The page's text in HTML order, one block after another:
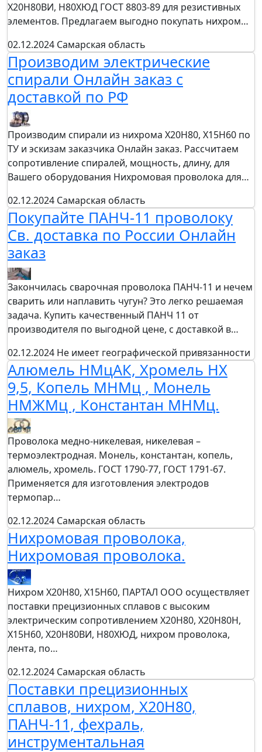
Х20Н80ВИ, Н80ХЮД ГОСТ 8803-89 для резистивных
элементов. Предлагаем выгодно покупать нихром…
02.12.2024 Самарская область
Производим электрические
спирали Онлайн заказ с
доставкой по РФ
Производим спирали из нихрома Х20Н80, Х15Н60 по
ТУ и эскизам заказчика Онлайн заказ. Рассчитаем
сопротивление спиралей, мощность, длину, для
Вашего оборудования Нихромовая проволока для…
02.12.2024 Самарская область
Покупайте ПАНЧ-11 проволоку
Св. доставка по России Онлайн
заказ
Закончилась сварочная проволока ПАНЧ-11 и нечем
сварить или наплавить чугун? Это легко решаемая
задача. Купить качественный ПАНЧ 11 от
производителя по выгодной цене, с доставкой в…
02.12.2024 Не имеет географической привязанности
Алюмель НМцАК, Хромель НХ
9,5, Копель МНМц , Монель
НМЖМц , Константан МНМц.
Проволока медно-никелевая, никелевая –
термоэлектродная. Монель, константан, копель,
алюмель, хромель. ГОСТ 1790-77, ГОСТ 1791-67.
Применяется для изготовления электродов
термопар…
02.12.2024 Самарская область
Нихромовая проволока,
Нихромовая проволока.
Нихром Х20Н80, Х15Н60, ПАРТАЛ ООО осуществляет
поставки прецизионных сплавов с высоким
электрическим сопротивлением Х20Н80, Х20Н80Н,
Х15Н60, Х20Н80ВИ, Н80ХЮД, нихром проволока,
лента, по…
02.12.2024 Самарская область
Поставки прецизионных
сплавов, нихром, Х20Н80,
ПАНЧ-11, фехраль,
инструментальная